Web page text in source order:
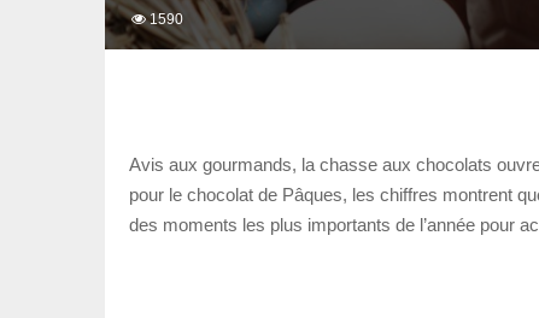
1590
Avis aux gourmands, la chasse aux chocolats
pour le chocolat de Pâques, les chiffres montrent
des moments les plus importants de l’année pour